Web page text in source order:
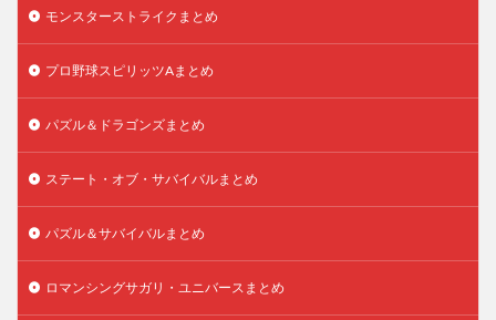
モンスターストライクまとめ
プロ野球スピリッツAまとめ
パズル＆ドラゴンズまとめ
ステート・オブ・サバイバルまとめ
パズル＆サバイバルまとめ
ロマンシングサガリ・ユニバースまとめ